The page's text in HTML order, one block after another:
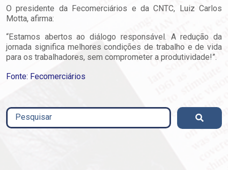
O presidente da Fecomerciários e da CNTC, Luiz Carlos
Motta, afirma:
“Estamos abertos ao diálogo responsável. A redução da
jornada significa melhores condições de trabalho e de vida
para os trabalhadores, sem comprometer a produtividade!”.
Fonte: Fecomerciários